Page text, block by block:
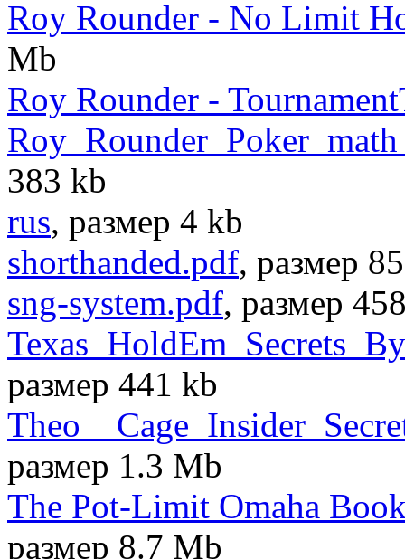
Roy Rounder - No Limit
Mb
Roy Rounder -
383 kb
rus, размер 4 kb
shorthanded.pdf, размер
sng-system.pdf, размер
размер 441 kb
размер 1.3 Mb
The Pot-Limit Omaha
размер 8.7 Mb